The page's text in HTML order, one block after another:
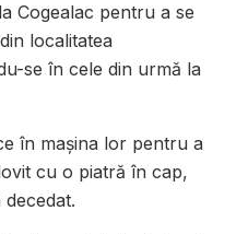
Cogealac pentru a se
localitatea
se în cele din urmă la
în maşina lor pentru a
cu o piatră în cap,